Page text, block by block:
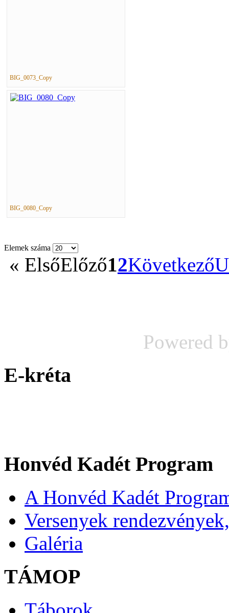
BIG_0073_Copy
BIG_0080_Copy
Elemek száma
« ElsőElőző12Következő
Powered
E-kréta
Honvéd Kadét Program
A Honvéd Kadét
Versenyek
Galéria
TÁMOP